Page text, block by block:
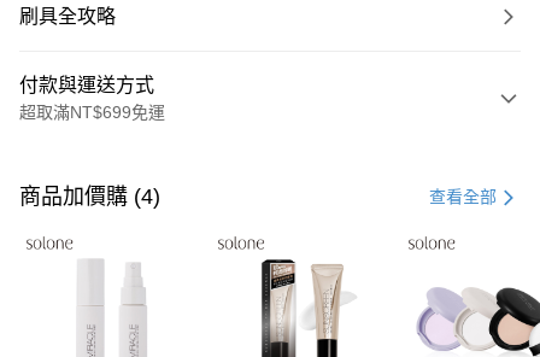
刷具全攻略
付款與運送方式
超取滿NT$699免運
信用卡一次付款
超商取貨付款
Apple Pay
商品加價購 (4) 查看全部